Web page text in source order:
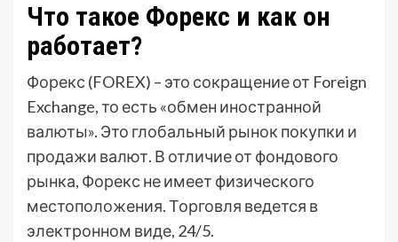
Что такое Форекс и как он
работает?
Форекс (FOREX) – это сокращение от Foreign
Exchange, то есть «обмен иностранной
валюты». Это глобальный рынок покупки и
продажи валют. В отличие от фондового
рынка, Форекс не имеет физического
местоположения. Торговля ведется в
электронном виде, 24/5.